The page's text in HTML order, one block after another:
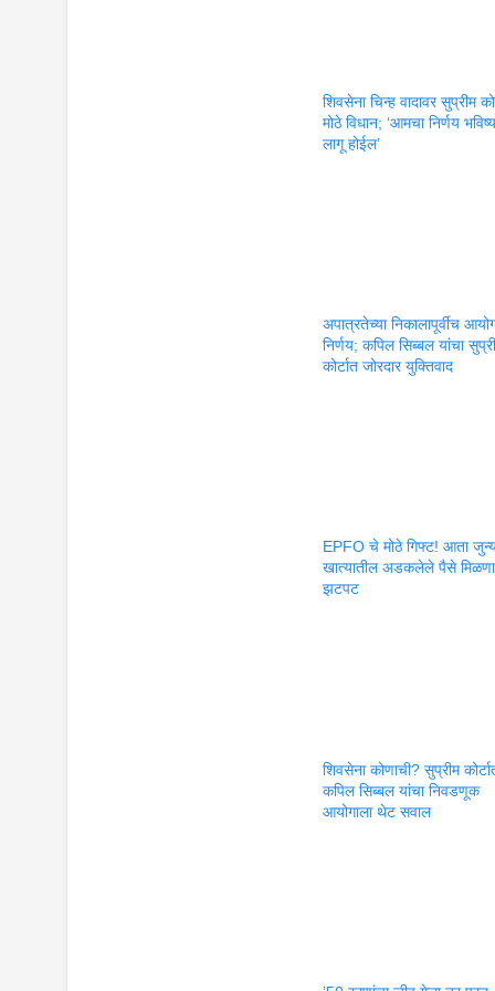
शिवसेना चिन्ह वादावर सुप्रीम
मोठे विधान; ‘आमचा निर्णय
लागू होईल’
अपात्रतेच्या निकालापूर्वीच
निर्णय; कपिल सिब्बल यांचा
कोर्टात जोरदार युक्तिवाद
EPFO चे मोठे गिफ्ट! आता
खात्यातील अडकलेले पैसे
झटपट
शिवसेना कोणाची? सुप्रीम
कपिल सिब्बल यांचा निवडणूक
आयोगाला थेट सवाल